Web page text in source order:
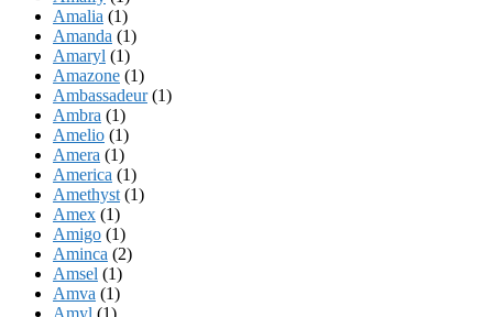
Amalia (1)
Amanda (1)
Amaryl (1)
Amazone (1)
Ambassadeur(1)
Ambra (1)
Amelio (1)
Amera (1)
America (1)
Amethyst (1)
Amex (1)
Amigo (1)
Aminca (2)
Amsel (1)
Amva (1)
Amyl (1)